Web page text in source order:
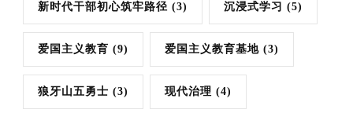
新时代干部初心筑牢路径 (3) 沉浸式学习 (5)
爱国主义教育 (9) 爱国主义教育基地 (3)
狼牙山五勇士 (3) 现代治理 (4)